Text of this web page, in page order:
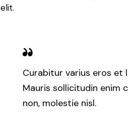
elit.
Curabitur varius eros et
Mauris sollicitudin enim
non, molestie nisl.